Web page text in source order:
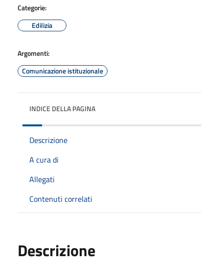
Categorie:
Edilizia
Argomenti:
Comunicazione istituzionale
INDICE DELLA PAGINA
Descrizione
A cura di
Allegati
Contenuti correlati
Descrizione